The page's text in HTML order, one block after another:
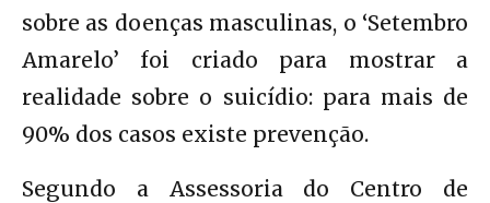
sobre as doenças masculinas, o ‘Setembro
Amarelo’ foi criado para mostrar a
realidade sobre o suicídio: para mais de
90% dos casos existe prevenção.
Segundo a Assessoria do Centro de